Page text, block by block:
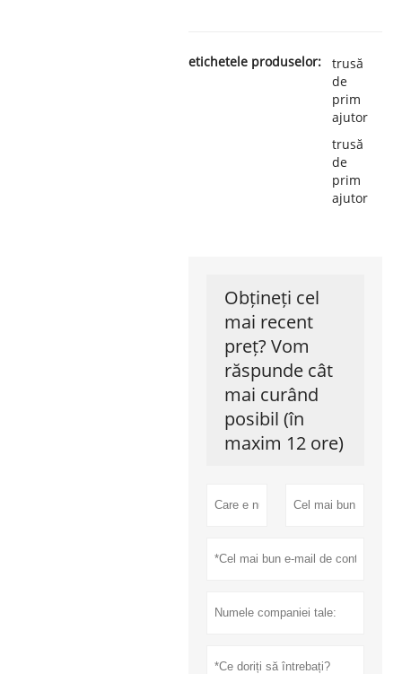
etichetele produselor:
trusă
de
prim
ajutor
trusă
de
prim
ajutor
Obțineți cel
mai recent
preț? Vom
răspunde cât
mai curând
posibil (în
maxim 12 ore)